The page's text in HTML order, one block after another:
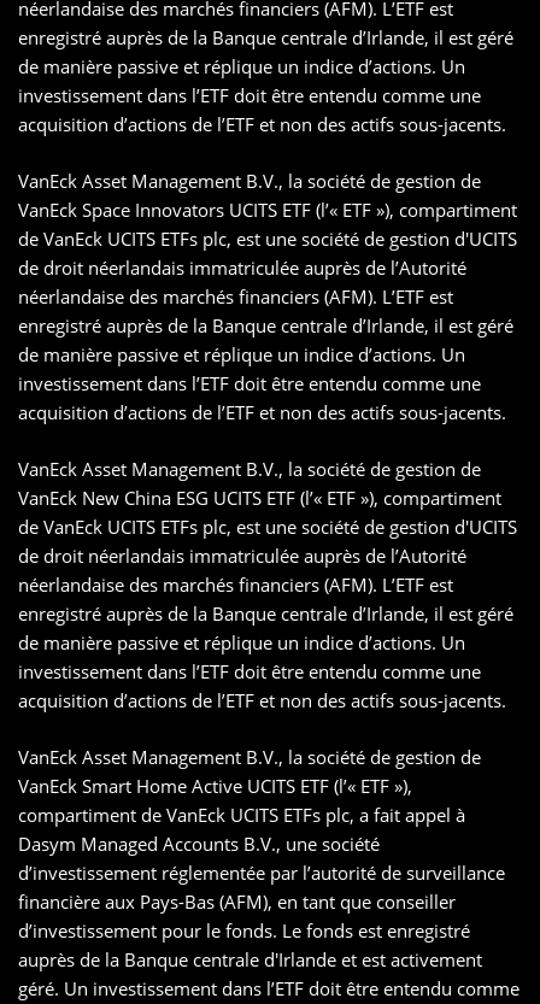
néerlandaise des marchés financiers (AFM). L’ETF est
enregistré auprès de la Banque centrale d’Irlande, il est géré
de manière passive et réplique un indice d’actions. Un
investissement dans l’ETF doit être entendu comme une
acquisition d’actions de l’ETF et non des actifs sous-jacents.
VanEck Asset Management B.V., la société de gestion de
VanEck Space Innovators UCITS ETF (l’« ETF »), compartiment
de VanEck UCITS ETFs plc, est une société de gestion d'UCITS
de droit néerlandais immatriculée auprès de l’Autorité
néerlandaise des marchés financiers (AFM). L’ETF est
enregistré auprès de la Banque centrale d’Irlande, il est géré
de manière passive et réplique un indice d’actions. Un
investissement dans l’ETF doit être entendu comme une
acquisition d’actions de l’ETF et non des actifs sous-jacents.
VanEck Asset Management B.V., la société de gestion de
VanEck New China ESG UCITS ETF (l’« ETF »), compartiment
de VanEck UCITS ETFs plc, est une société de gestion d'UCITS
de droit néerlandais immatriculée auprès de l’Autorité
néerlandaise des marchés financiers (AFM). L’ETF est
enregistré auprès de la Banque centrale d’Irlande, il est géré
de manière passive et réplique un indice d’actions. Un
investissement dans l’ETF doit être entendu comme une
acquisition d’actions de l’ETF et non des actifs sous-jacents.
VanEck Asset Management B.V., la société de gestion de
VanEck Smart Home Active UCITS ETF (l’« ETF »),
compartiment de VanEck UCITS ETFs plc, a fait appel à
Dasym Managed Accounts B.V., une société
d’investissement réglementée par l’autorité de surveillance
financière aux Pays-Bas (AFM), en tant que conseiller
d’investissement pour le fonds. Le fonds est enregistré
auprès de la Banque centrale d'Irlande et est activement
géré. Un investissement dans l’ETF doit être entendu comme